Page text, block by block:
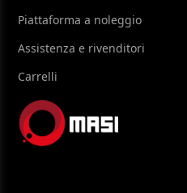
Piattaforma a noleggio
Assistenza e rivenditori
Carrelli